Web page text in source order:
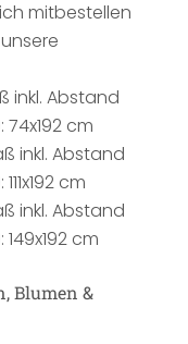
mitbestellen
inkl. Abstand
cm
inkl. Abstand
cm
inkl. Abstand
cm
Blumen &